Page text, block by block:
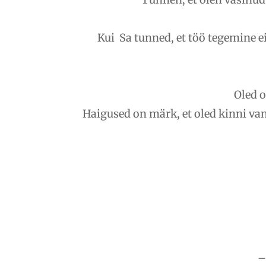
Kui Sa tunned, et töö tegemine
Oled
Haigused on märk, et oled kinni